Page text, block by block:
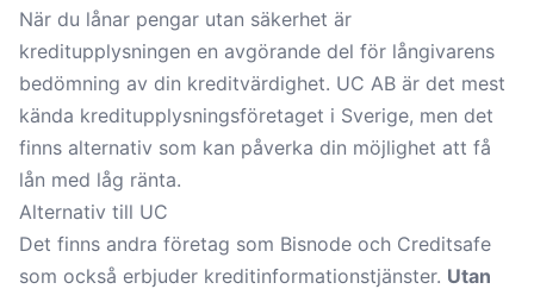
När du lånar pengar utan säkerhet är
kreditupplysningen en avgörande del för långivarens
bedömning av din kreditvärdighet. UC AB är det mest
kända kreditupplysningsföretaget i Sverige, men det
finns alternativ som kan påverka din möjlighet att få
lån med låg ränta.
Alternativ till UC
Det finns andra företag som Bisnode och Creditsafe
som också erbjuder kreditinformationstjänster. Utan